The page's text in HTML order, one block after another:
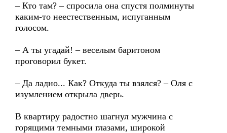
– Кто там? – спросила она спустя полминуты
каким-то неестественным, испуганным
голосом.
– А ты угадай! – веселым баритоном
проговорил букет.
– Да ладно... Как? Откуда ты взялся? – Оля с
изумлением открыла дверь.
В квартиру радостно шагнул мужчина с
горящими темными глазами, широкой